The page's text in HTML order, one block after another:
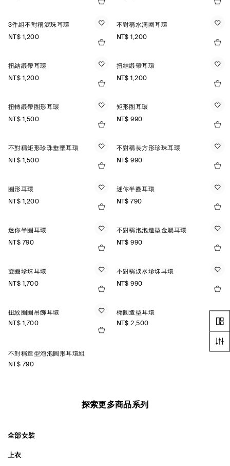
3件組不對稱淚珠耳環
NT$ 1,200
不對稱水滴圈耳環
NT$ 1,200
扭結緞帶耳環
NT$ 1,200
扭結緞帶耳環
NT$ 1,200
扭轉緞帶圈形耳環
NT$ 1,500
矩形圈耳環
NT$ 990
不對稱矩形珍珠垂墜耳環
NT$ 1,500
不對稱長方形珍珠耳環
NT$ 990
圈形耳環
NT$ 1,200
迷你半圈耳環
NT$ 790
迷你半圈耳環
NT$ 790
不對稱泡泡造型金屬耳環
NT$ 990
雙圈珍珠耳環
NT$ 1,700
不對稱淡水珍珠耳環
NT$ 990
扭紋圈圈吊飾耳環
NT$ 1,700
橢圓造型耳環
NT$ 2,500
不對稱造型泡泡圓形耳環組
NT$ 790
探索更多商品系列
全部女裝
上衣